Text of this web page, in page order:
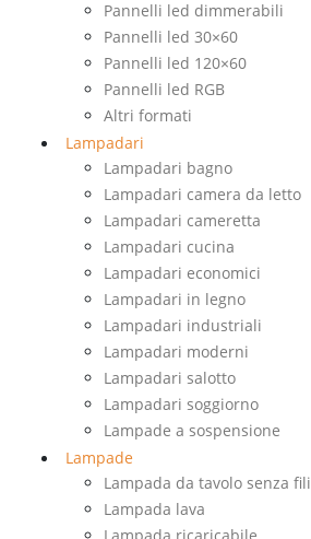
Pannelli led dimmerabili
Pannelli led 30×60
Pannelli led 120×60
Pannelli led RGB
Altri formati
Lampadari
Lampadari bagno
Lampadari camera da letto
Lampadari cameretta
Lampadari cucina
Lampadari economici
Lampadari in legno
Lampadari industriali
Lampadari moderni
Lampadari salotto
Lampadari soggiorno
Lampade a sospensione
Lampade
Lampada da tavolo senza fili
Lampada lava
Lampada ricaricabile